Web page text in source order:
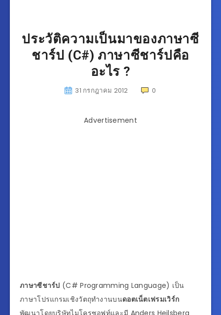
ประวัติความเป็นมาของภาษาซี
ชาร์ป (C#) ภาษาซีชาร์ปคือ
อะไร ?
31 กรกฎาคม 2012 0
Advertisement
ภาษาซีชาร์ป (C# Programming Language) เป็น
ภาษาโปรแกรมเชิงวัตถุทำงานบนดอตเน็ตเฟรมเวิร์ก
พัฒนาโดยบริษัทไมโครซอฟท์และมี Anders Hejlsberg